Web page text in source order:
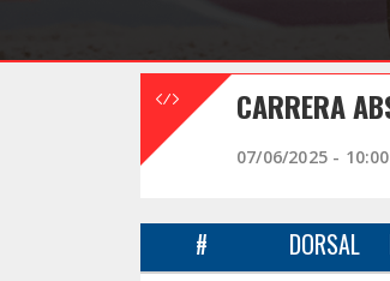
CARRERA
07/06/2025 - 10:00
# DORSAL